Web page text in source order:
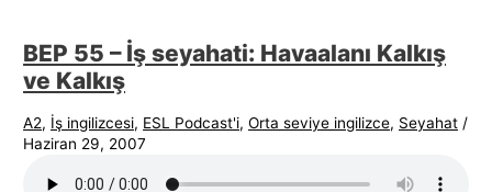
BEP 55 – İş seyahati: Havaalanı Kalkış
ve Kalkış
A2, İş ingilizcesi, ESL Podcast'i,Orta seviye ingilizce, Seyahat /
Haziran 29, 2007